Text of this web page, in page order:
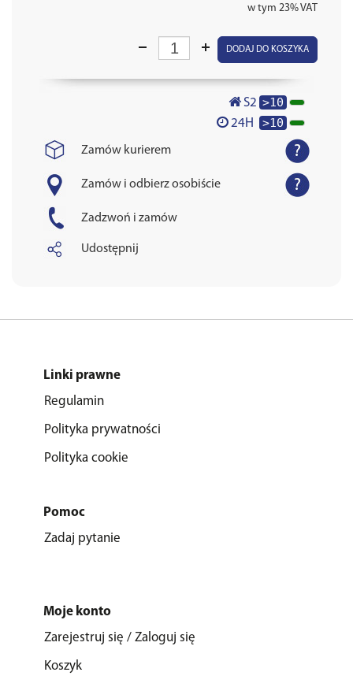
w tym 23% VAT
DODAJ DO KOSZYKA
S2 >10
24H >10
Zamów kurierem
Zamów i odbierz osobiście
Zadzwoń i zamów
Udostępnij
Linki prawne
Regulamin
Polityka prywatności
Polityka cookie
Pomoc
Zadaj pytanie
Moje konto
Zarejestruj się / Zaloguj się
Koszyk